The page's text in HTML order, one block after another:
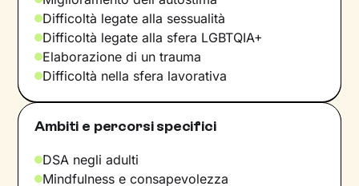
Difficoltà legate alla sessualità
Difficoltà legate alla sfera LGBTQIA+
Elaborazione di un trauma
Difficoltà nella sfera lavorativa
Ambiti e percorsi specifici
DSA negli adulti
Mindfulness e consapevolezza